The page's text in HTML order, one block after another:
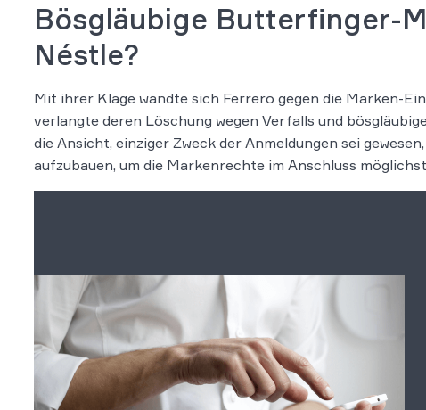
Bösgläubige Butterfinger-
Néstle?
Mit ihrer Klage wandte sich Ferrero gegen die Marken-
verlangte deren Löschung wegen Verfalls und
die Ansicht, einziger Zweck der Anmeldungen sei
aufzubauen, um die Markenrechte im Anschluss